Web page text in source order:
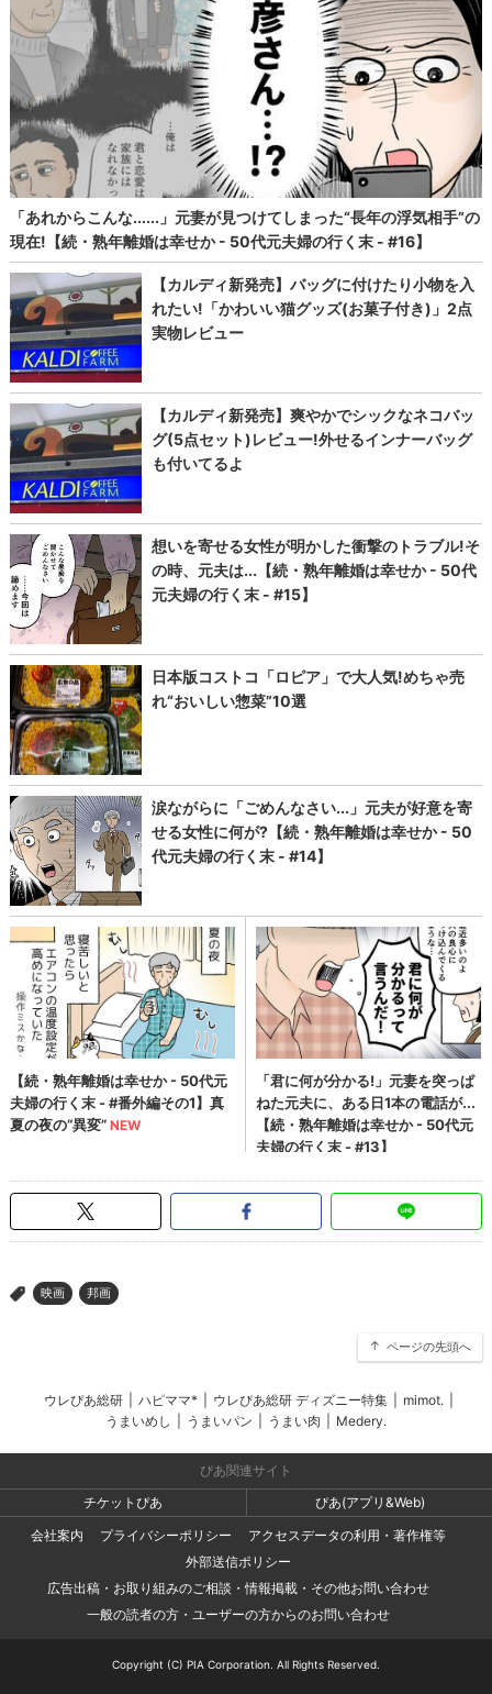
> 映画 邦画
ページの先頭へ
ウレぴあ総研 ハピママ* ウレぴあ総研 ディズニー特集 mimot.
うまいめし
うまいパン うまい肉 Medery.
ぴあ関連サイト
チケットぴあ
ぴあ(アプリ&Web)
会社案内
プライバシーポリシー
アクセスデータの利用・著作権等
外部送信ポリシー
広告出稿・お取り組みのご相談・情報掲載・その他お問い合わせ
一般の読者の方・ユーザーの方からのお問い合わせ
Copyright (C) PIA Corporation. All Rights Reserved.